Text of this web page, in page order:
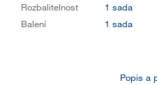
Rozbalitelnost
1 sada
Balení
1 sada
Popis a